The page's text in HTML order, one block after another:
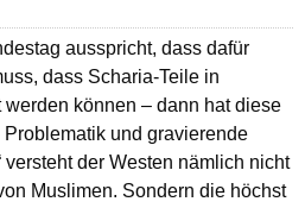
ausspricht, dass dafür
dass Scharia-Teile in
können – dann hat diese
und gravierende
versteht der Westen nämlich nicht
Muslimen. Sondern die höchst